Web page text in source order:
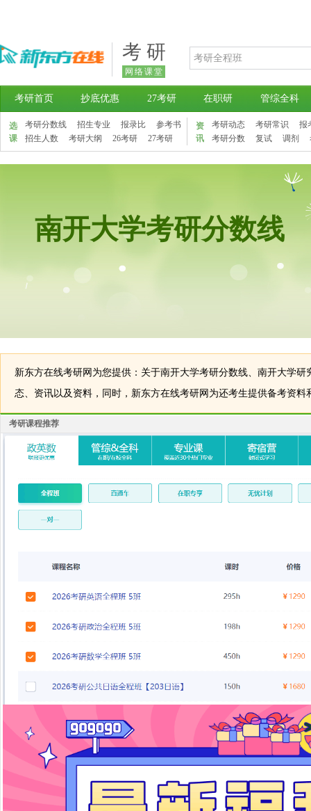
考 研
网络课堂
考研首页 抄底优惠 27考研 在职研 管综全科
选
课
考研分数线 招生专业 报录比
参考书
招生人数
考研大纲 26考研 27考研
资
讯
考研动态 考研常识
报
考研分数
复试 调剂
南开大学考研分数线
新东方在线考研网为您提供：关于南开大学考研分数线、南开大学研
态、资讯以及资料，同时，新东方在线考研网为还考生提供备考资料
考研课程推荐